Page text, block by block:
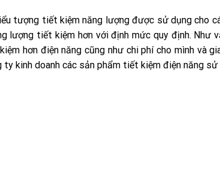
tượng tiết kiệm năng lượng được sử dụng cho
lượng tiết kiệm hơn với định mức quy định. Như
hơn điện năng cũng như chi phí cho mình và
ty kinh doanh các sản phẩm tiết kiệm điện năng sử